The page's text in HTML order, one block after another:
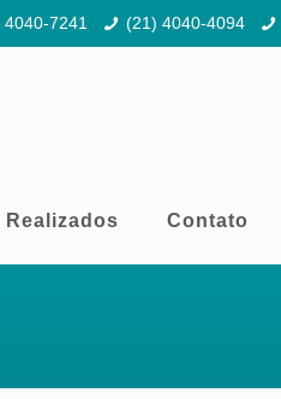
4040-7241 (21) 4040-4094
Contato